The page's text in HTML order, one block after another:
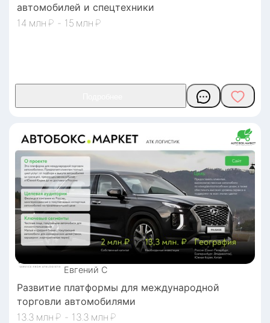
автомобилей и спецтехники
14
₽ - 15 ₽
Евгений С
Развитие платформы для международной
торговли автомобилями
13.3
₽ - 13.3 ₽